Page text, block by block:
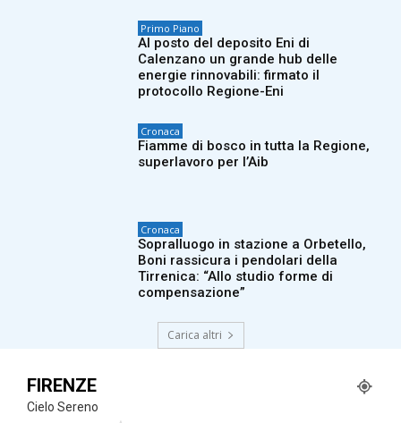
Primo Piano
Al posto del deposito Eni di
Calenzano un grande hub delle
energie rinnovabili: firmato il
protocollo Regione-Eni
Cronaca
Fiamme di bosco in tutta la Regione,
superlavoro per l’Aib
Cronaca
Sopralluogo in stazione a Orbetello,
Boni rassicura i pendolari della
Tirrenica: “Allo studio forme di
compensazione”
Carica altri
FIRENZE
Cielo Sereno